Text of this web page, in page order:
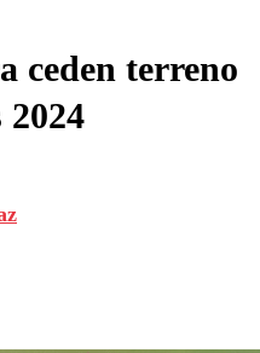
ceden terreno
2024